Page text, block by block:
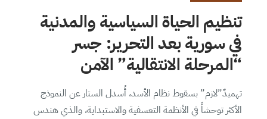
تنظيم الحياة السياسية والمدنية
في سورية بعد التحرير: جسر
“المرحلة الانتقالية” الآمن
تهميدٌ”لازم” بسقوط نظام الأسد، أُسدل الستار عن النموذج
الأكثر توحشاً في الأنظمة التعسفية والاستبداية، والذي هندس